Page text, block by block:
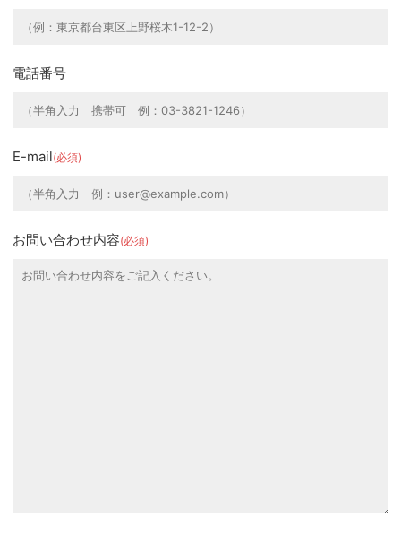
電話番号
E-mail(必須)
お問い合わせ内容(必須)